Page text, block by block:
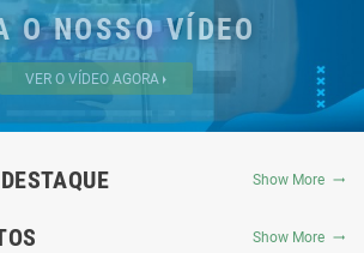
Show More
Show More